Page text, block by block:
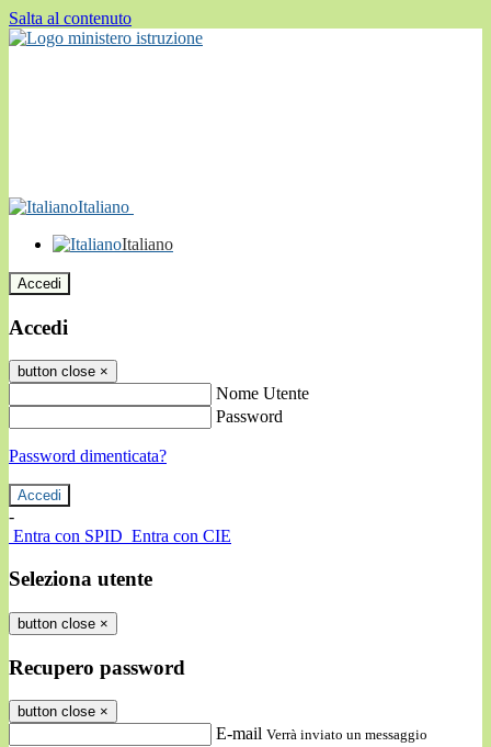
Salta al contenuto
Italiano
Italiano
Accedi
Accedi
button close ×
Nome Utente
Password
Password dimenticata?
-
Entra con SPID Entra con CIE
Seleziona utente
button close ×
Recupero password
button close ×
E-mail Verrà inviato un messaggio